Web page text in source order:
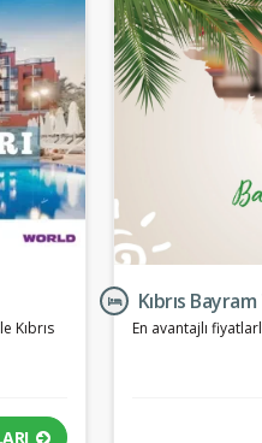
Kıbrıs
Kıbrıs
En avantajlı